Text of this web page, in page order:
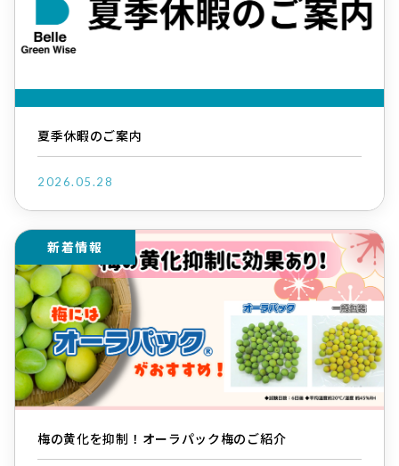
夏季休暇のご案内
2026.05.28
新着情報
梅の黄化を抑制！オーラパック梅のご紹介